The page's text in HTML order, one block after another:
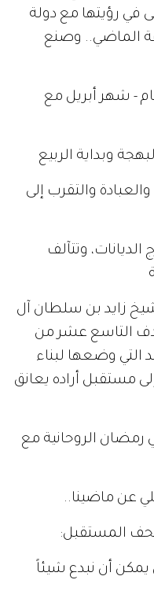
في رؤيتها مع دولة
الماضي.. وصنع
- شهر أبريل مع
وبداية الربيع
والتقرب إلى
وتتآلف
زايد بن سلطان آل
التاسع عشر من
التي وضعها لبناء
مستقبل أراده يعانق
الروحانية مع
عن ماضينا..
المستقبل:
أن نبدع شيئاً